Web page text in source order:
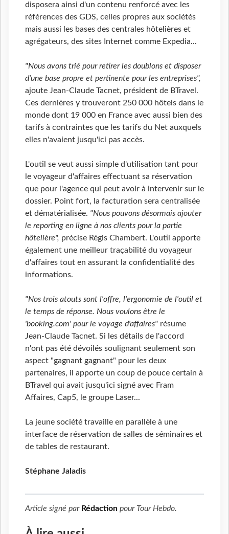
disposera ainsi d'un contenu renforcé avec les
références des GDS, celles propres aux sociétés
mais aussi les bases des centrales hôtelières et
agrégateurs, des sites Internet comme Expedia...
"Nous avons trié pour retirer les doublons et disposer
d'une base propre et pertinente pour les entreprises",
ajoute Jean-Claude Tacnet, président de BTravel.
Ces dernières y trouveront 250 000 hôtels dans le
monde dont 19 000 en France avec aussi bien des
tarifs à contraintes que les tarifs du Net auxquels
elles n'avaient jusqu'ici pas accès.
L'outil se veut aussi simple d'utilisation tant pour
le voyageur d'affaires effectuant sa réservation
que pour l'agence qui peut avoir à intervenir sur le
dossier. Point fort, la facturation sera centralisée
et dématérialisée. "Nous pouvons désormais ajouter
le reporting en ligne à nos clients pour la partie
hôtelière", précise Régis Chambert. L'outil apporte
également une meilleur traçabilité du voyageur
d'affaires tout en assurant la confidentialité des
informations.
"Nos trois atouts sont l'offre, l'ergonomie de l'outil et
le temps de réponse. Nous voulons être le
'booking.com' pour le voyage d'affaires" résume
Jean-Claude Tacnet. Si les détails de l'accord
n'ont pas été dévoilés soulignant seulement son
aspect "gagnant gagnant" pour les deux
partenaires, il apporte un coup de pouce certain à
BTravel qui avait jusqu'ici signé avec Fram
Affaires, Cap5, le groupe Laser...
La jeune société travaille en parallèle à une
interface de réservation de salles de séminaires et
de tables de restaurant.
Stéphane Jaladis
Article signé par Rédaction pour Tour Hebdo.